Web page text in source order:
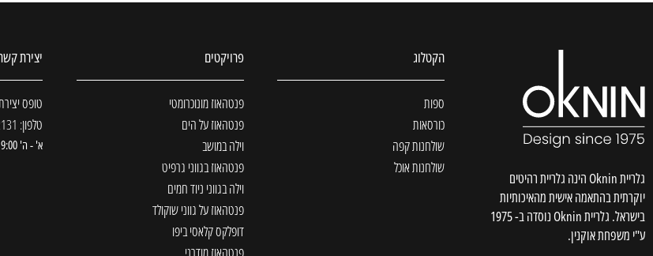
גלריית Oknin הינה גלריית רהיטים
יוקרתית בהתאמה אישית מהאיכותיות
בישראל. גלריית Oknin נוסדה ב- 1975
ע"י משפחת אוקנין.
הקטלוג
ספות
כורסאות
שולחנות קפה
שולחנות אוכל
פרויקטים
פנטהאוז מונוכרומטי
פנטהאוז על הים
וילה במושב
פנטהאוז בגווני גרפיט
וילה בגווני ניוד חמים
פנטהאוז על גווני שוקולד
דופלקס קלאסי ביפו
פנטהאוז מודרני
יצירת
טופס
טלפון: 03-5512131
א' - ה' 10:00-19:00. ימי ו' 09:00-13:00